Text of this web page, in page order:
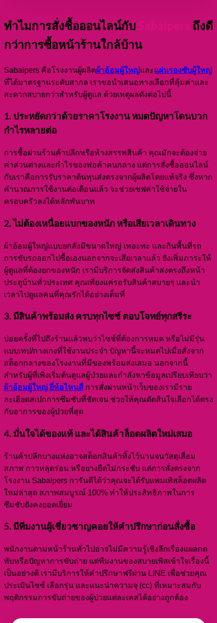
ทำไมการสั่งซื้อออนไลน์กับ
ถึงดี
กว่าการซื้อหน้าร้านใกล้บ้าน
Sabaipers คือโรงงานผู้ผลิตผ้าอ้อมผู้ใหญ่และแผ่นรองซับผู้ใหญ่
ที่ได้มาตรฐานระดับสากล เราขอนำเสนอทางเลือกที่คุ้มค่าและ
สะดวกสบายกว่าสำหรับผู้ดูแล ด้วยเหตุผลดังต่อไปนี้
1. ประหยัดกว่าด้วยราคาโรงงาน หมดปัญหาโดนบวก
กำไรหลายต่อ
การซื้อผ่านร้านค้าปลีกหรือห้างสรรพสินค้า คุณมักจะต้องจ่าย
ค่าส่วนต่างและกำไรของพ่อค้าคนกลาง แต่การสั่งซื้อออนไลน์
กับเราคือการรับราคาต้นทุนส่งตรงจากผู้ผลิตโดยแท้จริง ซึ่งหาก
คำนวณการใช้งานต่อเดือนแล้ว จะช่วยเซฟค่าใช้จ่ายใน
ครอบครัวลงได้หลักพันบาท
2. ไม่ต้องเหนื่อยแบกของหนัก หรือเสียเวลาเดินทาง
ผ้าอ้อมผู้ใหญ่แบบยกลังมีขนาดใหญ่ เทอะทะ และกินพื้นที่รถ
การขับรถออกไปซื้อเองนอกจากจะเสียเวลาแล้ว ยังเพิ่มภาระให้
ผู้ดูแลที่ต้องยกของหนัก เรามีบริการจัดส่งสินค้าส่งตรงถึงหน้า
ประตูบ้านทั่วประเทศ คุณเพียงแค่รอรับสินค้าสบายๆ และนำ
เวลาไปดูแลคนที่คุณรักได้อย่างเต็มที่
3. มีสินค้าพร้อมส่ง ครบทุกไซซ์ ตอบโจทย์ทุกสรีระ
บ่อยครั้งที่ไปถึงร้านแล้วพบว่าไซซ์ที่ต้องการหมด หรือไม่มีรุ่น
แบบเทป/กางเกงที่ใช้งานประจำ ปัญหานี้จะหมดไปเมื่อสั่งจาก
สต็อกกลางของโรงงานที่มีของพร้อมส่งเสมอ นอกจากนี้
สำหรับผู้ที่เพิ่งเริ่มต้นดูแลผู้ป่วยและกำลังหาข้อมูลเปรียบเทียบว่า
ผ้าอ้อมผู้ใหญ่ ยี่ห้อไหนดี การสั่งผ่านหน้าเว็บของเรามีราย
ละเอียดสเปกการซึมซับที่ชัดเจน ช่วยให้คุณตัดสินใจเลือกได้ตรง
กับอาการของผู้ป่วยที่สุด
4. มั่นใจได้ของแท้ และได้สินค้าล็อตผลิตใหม่เสมอ
ร้านค้าปลีกบางแห่งอาจสต็อกสินค้าทิ้งไว้นานจนวัสดุเสื่อม
สภาพ กาวหลุดร่อน หรือยางยืดไม่กระชับ แต่การสั่งตรงจาก
โรงงาน Sabaipers การันตีได้ว่าคุณจะได้รับแพมเพิสล็อตผลิต
ใหม่ล่าสุด สภาพสมบูรณ์ 100% ทำให้ประสิทธิภาพในการ
ซึมซับยังคงยอดเยี่ยม
5. มีทีมงานผู้เชี่ยวชาญคอยให้คำปรึกษาก่อนสั่งซื้อ
พนักงานตามหน้าร้านทั่วไปอาจไม่มีความรู้เชิงลึกเรื่องแผลกด
ทับหรือปัญหาการขับถ่าย แต่ทีมงานของสบายเพิสเข้าใจเรื่องนี้
เป็นอย่างดี เรามีบริการให้คำปรึกษาฟรีผ่าน LINE เพื่อช่วยคุณ
ประเมินไซซ์ เลือกรุ่น และแนะนำความจุ (cc) ที่เหมาะสมกับ
พฤติกรรมการขับถ่ายของผู้ป่วยแต่ละเคสได้อย่างถูกต้อง